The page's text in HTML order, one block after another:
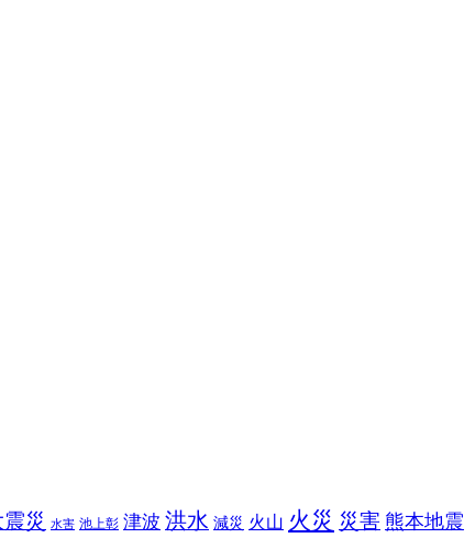
災 水害 池上彰 津波 洪水 減災 火山 火災 災害 熊本地震